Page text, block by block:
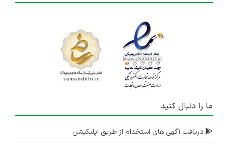
ما را دنبال کنید
دریافت آگهی های استخدام از طریق اپلیکیشن